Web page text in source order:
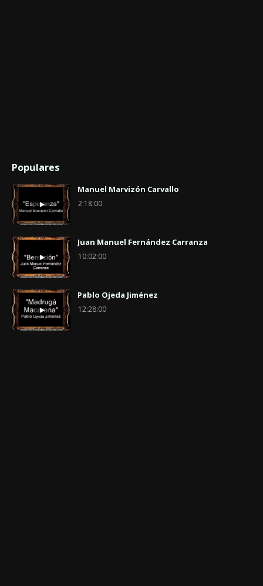
Populares
Manuel Marvizón Carvallo
2:18:00
Juan Manuel Fernández Carranza
10:02:00
Pablo Ojeda Jiménez
12:28:00